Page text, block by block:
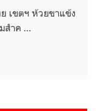
เขตฯ ห้วยขาแข้ง
สำค …
าแข้ง